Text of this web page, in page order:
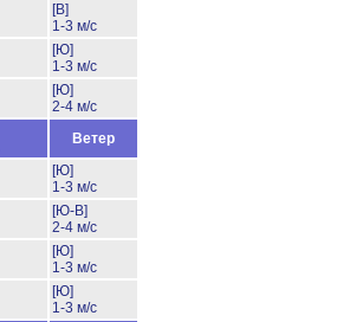
[В]
1-3 м/с
[Ю]
1-3 м/с
[Ю]
2-4 м/с
Ветер
[Ю]
1-3 м/с
[Ю-В]
2-4 м/с
[Ю]
1-3 м/с
[Ю]
1-3 м/с